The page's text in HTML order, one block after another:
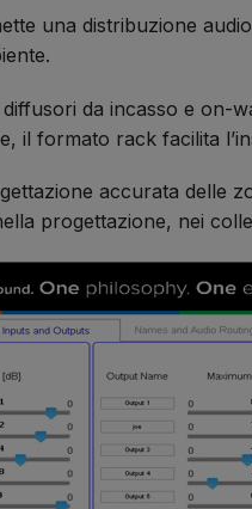
una distribuzione
da incasso e on-
il formato rack facilita
accurata delle
progettazione, nei